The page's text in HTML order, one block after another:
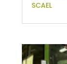
SCAEL